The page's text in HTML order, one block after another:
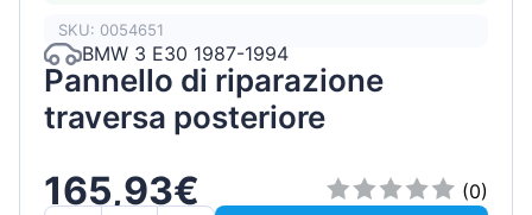
SKU: 0054651
BMW 3 E30 1987-1994
Pannello di riparazione
traversa posteriore
165,93€
(0)